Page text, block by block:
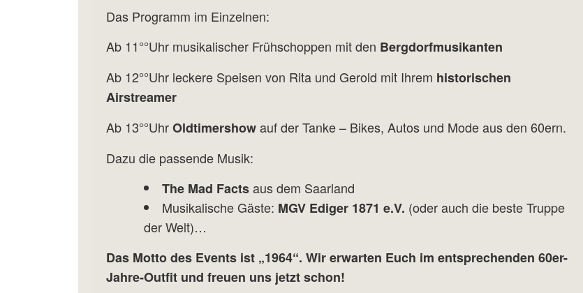
Das Programm im Einzelnen:
Ab 11°°Uhr musikalischer Frühschoppen mit den Bergdorfmusikanten
Ab 12°°Uhr leckere Speisen von Rita und Gerold mit Ihrem historischen
Airstreamer
Ab 13°°UhrOldtimershowauf der Tanke – Bikes, Autos und Mode aus den 60ern.
Dazu die passende Musik:
The Mad Factsaus dem Saarland
Musikalische Gäste: MGV Ediger 1871 e.V. (oder auch die beste Truppe
der Welt)…
Das Motto des Events ist „1964“. Wir erwarten Euch im entsprechenden 60er-
Jahre-Outfit und freuen uns jetzt schon!